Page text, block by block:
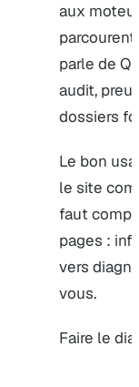
aux
parle de
audit,
dossiers
Le bon
le site
faut
pages :
vers
vous.
Faire le